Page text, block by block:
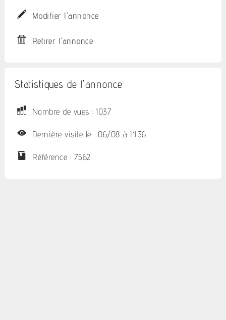
Modifier l'annonce
Retirer l'annonce
Statistiques de l'annonce
Nombre de vues : 1037
Dernière visite le : 06/08 à 14:36
Référence : 7562